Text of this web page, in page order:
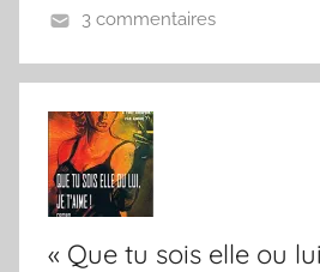
3 commentaires
« Que tu sois elle ou